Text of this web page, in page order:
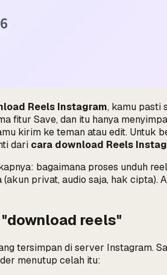
Reels Instagram, kamu pasti
fitur Save, dan itu hanya
kirim ke teman atau edit. Untuk
dari cara download Reels
bagaimana proses unduh
privat, audio saja, hak cipta).
reels"
tersimpan di server Instagram.
menutup celah itu: